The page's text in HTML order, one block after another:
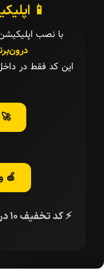
📱
با نصب
این کد فقط در
🍏
⚡ کد تخفیف ۱۰ درصدی خرید نقدی :